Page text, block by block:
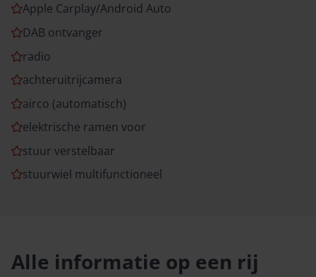
Apple Carplay/Android Auto
DAB ontvanger
radio
achteruitrijcamera
airco (automatisch)
elektrische ramen voor
stuur verstelbaar
stuurwiel multifunctioneel
Alle informatie op een rij